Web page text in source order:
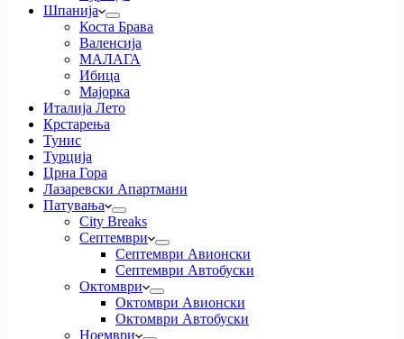
Шпанија
Коста Брава
Валенсија
МАЛАГА
Ибица
Мајорка
Италија Лето
Крстарења
Тунис
Турција
Црна Гора
Лазаревски Апартмани
Патувања
City Breaks
Септември
Септември Авионски
Септември Автобуски
Октомври
Октомври Авионски
Октомври Автобуски
Ноември